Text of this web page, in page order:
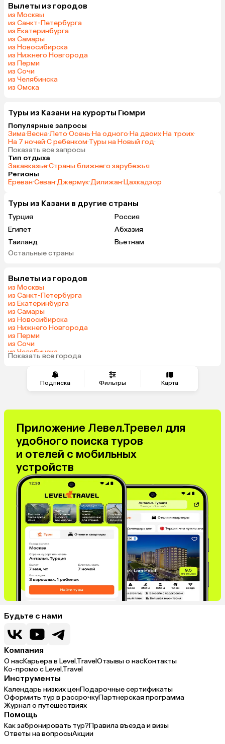
Подписка Фильтры Карта
Вылеты из городов
из Москвы
из Санкт-Петербурга
из Екатеринбурга
из Самары
из Новосибирска
из Нижнего Новгорода
из Перми
из Сочи
из Челябинска
из Омска
Туры из Казани на курорты Гюмри
Популярные запросы
Зима·Весна·Лето·Осень·На одного·На двоих·На троих·
На 7 ночей·С ребенком·Туры на Новый год·
Показать все запросы
Тип отдыха
Закавказье·Страны ближнего зарубежья
Регионы
Ереван·Севан·Джермук·Дилижан·Цахкадзор
Туры из Казани в другие страны
Турция
Россия
Египет
Абхазия
Таиланд
Вьетнам
ОАЭ
Казахстан
Узбекистан
Индия
Катар
Гонконг
Венгрия
Остальные страны
Вылеты из городов
из Москвы
из Санкт-Петербурга
из Екатеринбурга
из Самары
из Новосибирска
из Нижнего Новгорода
из Перми
из Сочи
из Челябинска
из Омска
Показать все города
Приложение Левел.Тревел для
удобного поиска туров
и отелей с мобильных
устройств
Будьте с нами
Компания
О насКарьера в Level.TravelОтзывы о насКонтакты
Ко-промо с Level.Travel
Инструменты
Календарь низких ценПодарочные сертификаты
Оформить тур в рассрочкуПартнерская программа
Журнал о путешествиях
Помощь
Как забронировать тур?Правила въезда и визы
Ответы на вопросыАкции